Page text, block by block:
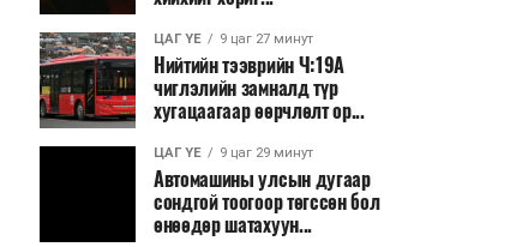
ЦАГ ҮЕ 9 цаг 27 минут
Нийтийн тээврийн Ч:19А
чиглэлийн замналд түр
хугацаагаар өөрчлөлт ор...
ЦАГ ҮЕ 9 цаг 29 минут
Автомашины улсын дугаар
сондгой тоогоор төгссөн бол
өнөөдөр шатахуун...